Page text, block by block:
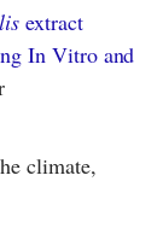
extract
In Vitro and
climate,